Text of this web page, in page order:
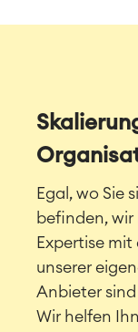
Egal, wo Sie
befinden, wir
Expertise
unserer
Anbieter
Wir helfen